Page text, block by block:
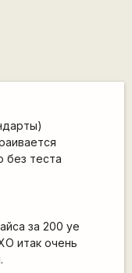
без теста
за 200 уе
итак очень